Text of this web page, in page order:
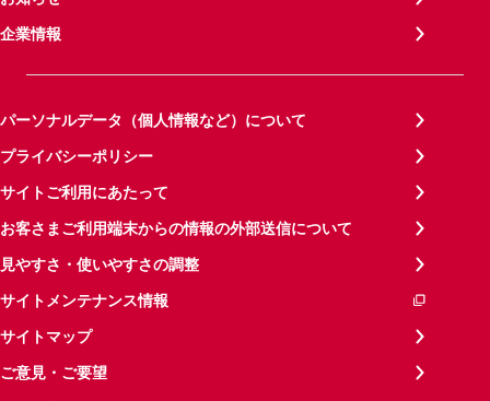
企業情報
パーソナルデータ（個人情報など）について
プライバシーポリシー
サイトご利用にあたって
お客さまご利用端末からの情報の外部送信について
見やすさ・使いやすさの調整
サイトメンテナンス情報
サイトマップ
ご意見・ご要望